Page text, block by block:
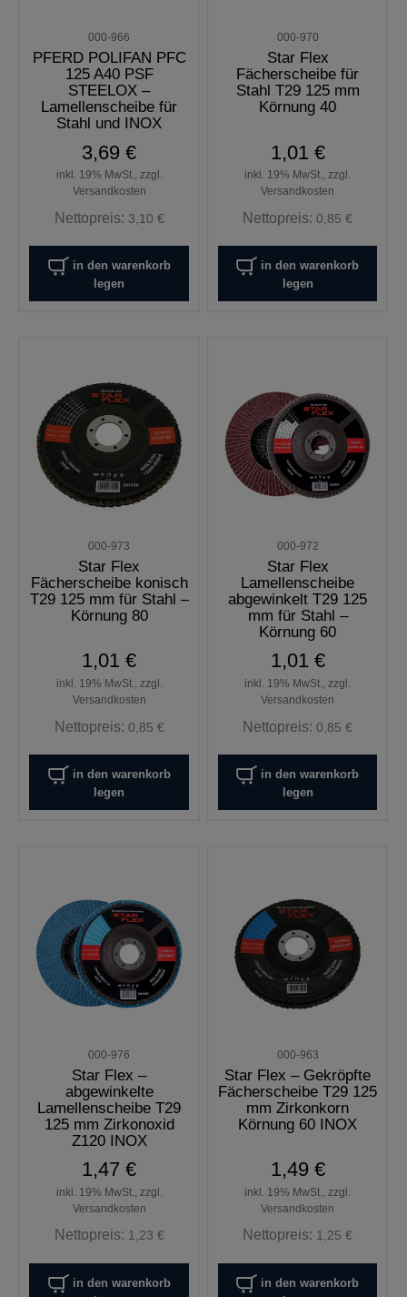
000-966
PFERD POLIFAN PFC
125 A40 PSF
STEELOX –
Lamellenscheibe für
Stahl und INOX
3,69 €
inkl. 19% MwSt., zzgl.
Versandkosten
Nettopreis: 3,10 €
in den warenkorb
legen
000-970
Star Flex
Fächerscheibe für
Stahl T29 125 mm
Körnung 40
1,01 €
inkl. 19% MwSt., zzgl.
Versandkosten
Nettopreis:0,85 €
in den warenkorb
legen
000-973
Star Flex
Fächerscheibe konisch
T29 125 mm für Stahl –
Körnung 80
1,01 €
inkl. 19% MwSt., zzgl.
Versandkosten
Nettopreis: 0,85 €
in den warenkorb
legen
000-972
Star Flex
Lamellenscheibe
abgewinkelt T29 125
mm für Stahl –
Körnung 60
1,01 €
inkl. 19% MwSt., zzgl.
Versandkosten
Nettopreis:0,85 €
in den warenkorb
legen
000-976
Star Flex –
abgewinkelte
Lamellenscheibe T29
125 mm Zirkonoxid
Z120 INOX
1,47 €
inkl. 19% MwSt., zzgl.
Versandkosten
Nettopreis: 1,23 €
in den warenkorb
000-963
Star Flex – Gekröpfte
Fächerscheibe T29 125
mm Zirkonkorn
Körnung 60 INOX
1,49 €
inkl. 19% MwSt., zzgl.
Versandkosten
Nettopreis: 1,25 €
in den warenkorb